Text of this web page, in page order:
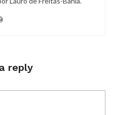
reply